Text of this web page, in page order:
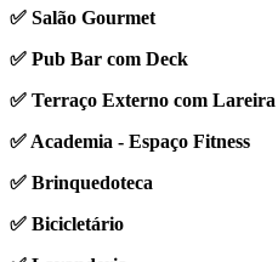
✅ Salão Gourmet
✅ Pub Bar com Deck
✅ Terraço Externo com Lareira
✅ Academia - Espaço Fitness
✅ Brinquedoteca
✅ Bicicletário